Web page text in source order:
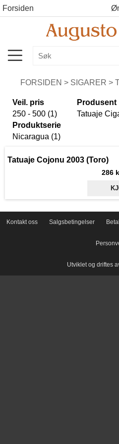
Forsiden
FORSIDEN > SIGARER >
Veil. pris
250 - 500 (1)
Produsent
Tatuaje
Produktserie
Nicaragua (1)
Tatuaje Cojonu 2003 (Toro)
286
Kontakt oss Salgsbetingelser
Utviklet og driftes